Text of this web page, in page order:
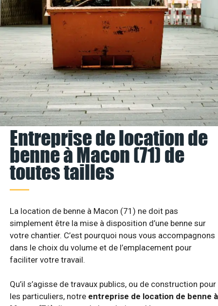
Entreprise de location de
benne à Macon (71) de
toutes tailles
La location de benne à Macon (71) ne doit pas
simplement être la mise à disposition d’une benne sur
votre chantier. C’est pourquoi nous vous accompagnons
dans le choix du volume et de l’emplacement pour
faciliter votre travail.
Qu’il s’agisse de travaux publics, ou de construction pour
les particuliers, notre entreprise de location de benne à